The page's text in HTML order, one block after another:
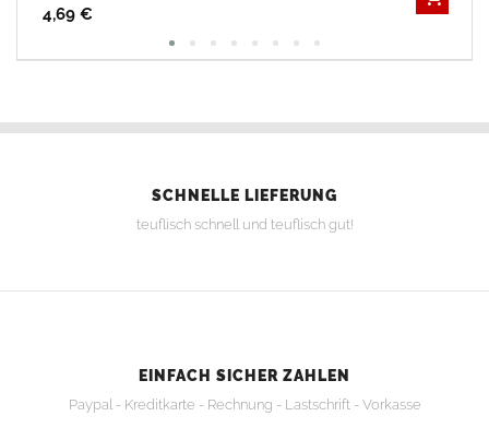
4,69 €
SCHNELLE LIEFERUNG
teuflisch schnell und teuflisch gut!
EINFACH SICHER ZAHLEN
Paypal - Kreditkarte - Rechnung - Lastschrift - Vorkasse